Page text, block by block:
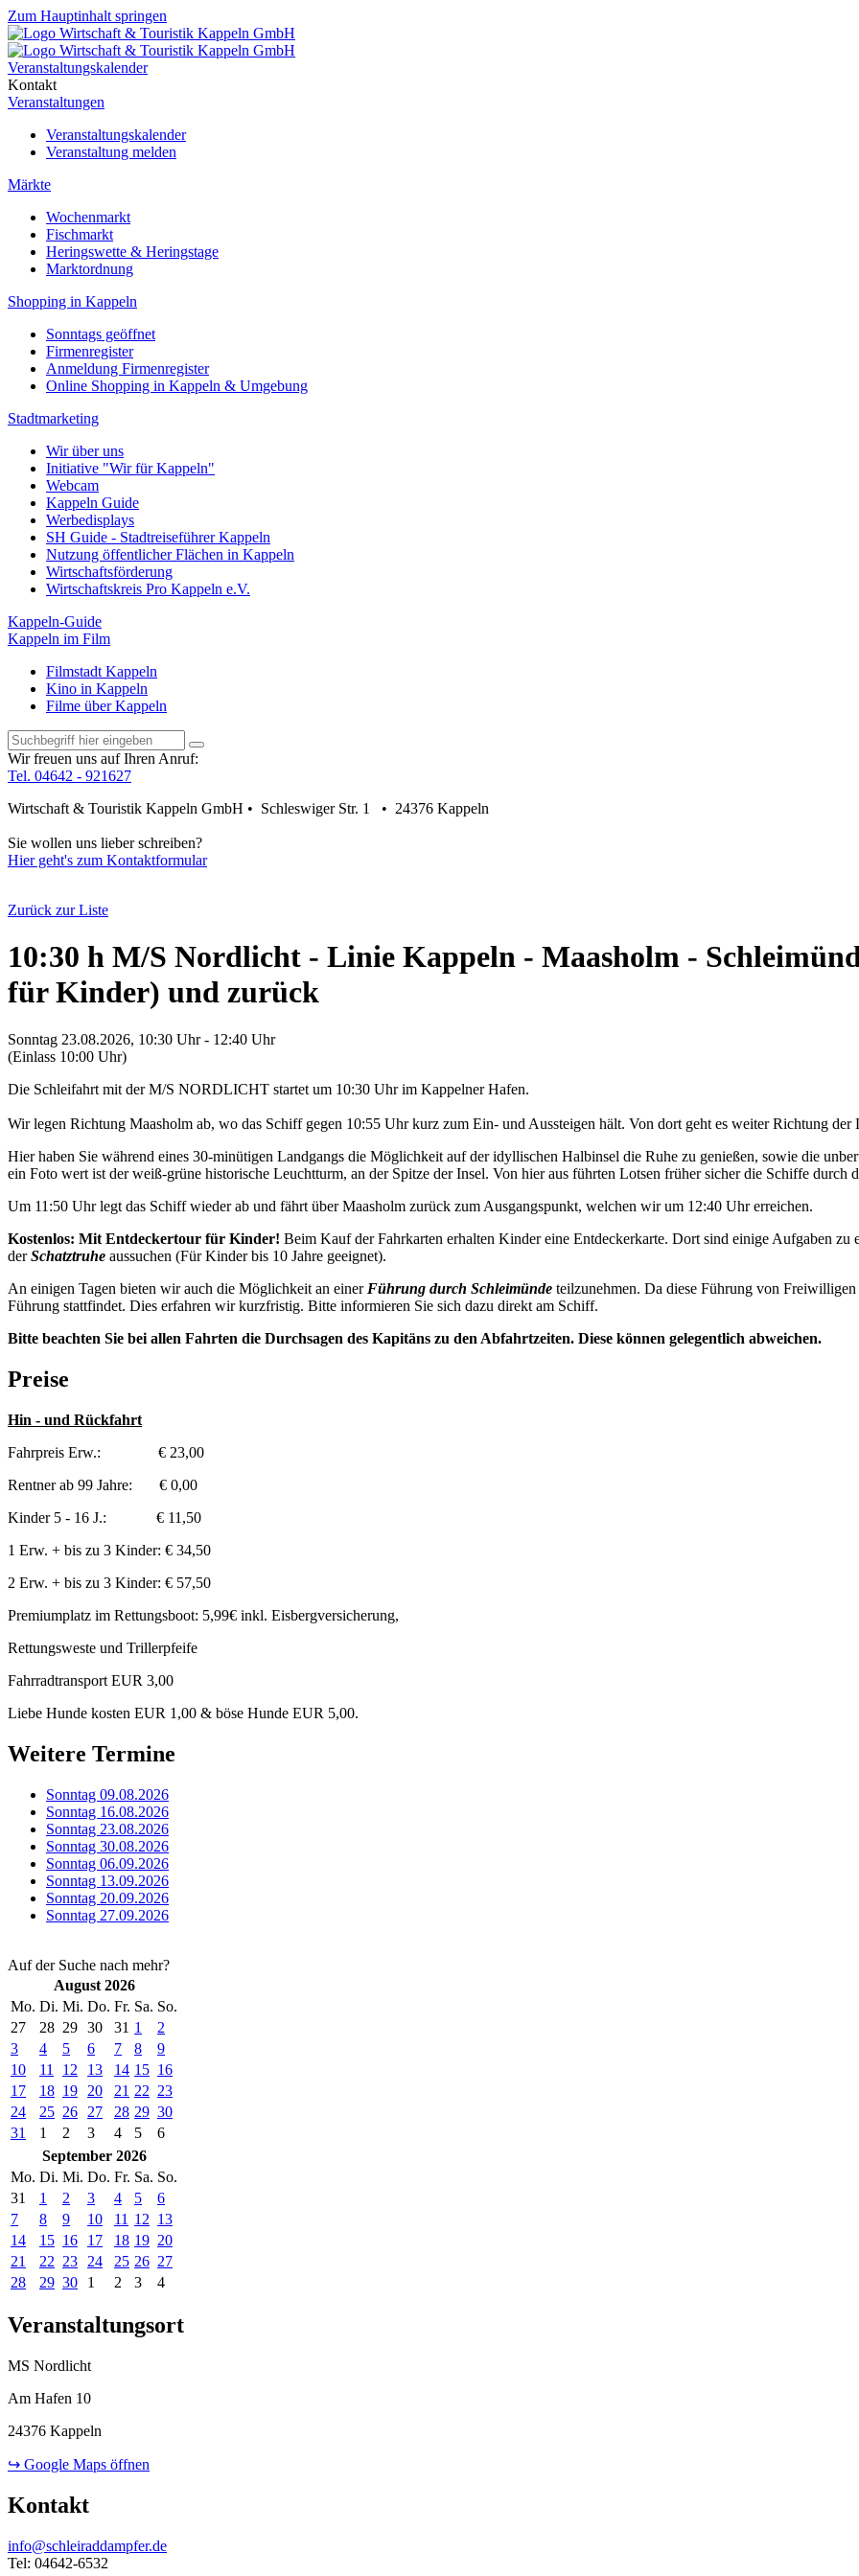
Zum Hauptinhalt springen
Veranstaltungskalender
Kontakt
Veranstaltungen
Veranstaltungskalender
Veranstaltung melden
Märkte
Wochenmarkt
Fischmarkt
Heringswette & Heringstage
Marktordnung
Shopping in Kappeln
Sonntags geöffnet
Firmenregister
Anmeldung Firmenregister
Online Shopping in Kappeln & Umgebung
Stadtmarketing
Wir über uns
Initiative "Wir für Kappeln"
Webcam
Kappeln Guide
Werbedisplays
SH Guide - Stadtreiseführer Kappeln
Nutzung öffentlicher Flächen in Kappeln
Wirtschaftsförderung
Wirtschaftskreis Pro Kappeln e.V.
Kappeln-Guide
Kappeln im Film
Filmstadt Kappeln
Kino in Kappeln
Filme über Kappeln
Wir freuen uns auf Ihren Anruf:
Tel. 04642 - 921627
Wirtschaft & Touristik Kappeln GmbH • Schleswiger Str. 1 • 24376 Kappeln
Sie wollen uns lieber schreiben?
Hier geht's zum Kontaktformular
Zurück zur Liste
10:30 h M/S Nordlicht - Linie Kappeln - Maasholm -
für Kinder) und zurück
Sonntag 23.08.2026, 10:30 Uhr - 12:40 Uhr
(Einlass 10:00 Uhr)
Die Schleifahrt mit der M/S NORDLICHT startet um 10:30 Uhr im Kappelner Hafen.
Wir legen Richtung Maasholm ab, wo das Schiff gegen 10:55 Uhr kurz zum Ein- und Aussteigen hält. Von dort geht es weiter Richtung der
Hier haben Sie während eines 30-minütigen Landgangs die Möglichkeit auf der idyllischen Halbinsel die Ruhe zu genießen, sowie die
ein Foto wert ist der weiß-grüne historische Leuchtturm, an der Spitze der Insel. Von hier aus führten Lotsen früher sicher die Schiffe durch
Um 11:50 Uhr legt das Schiff wieder ab und fährt über Maasholm zurück zum Ausgangspunkt, welchen wir um 12:40 Uhr erreichen.
Kostenlos: Mit Entdeckertour für Kinder! Beim Kauf der Fahrkarten erhalten Kinder eine Entdeckerkarte. Dort sind einige Aufgaben
derSchatztruhe aussuchen (Für Kinder bis 10 Jahre geeignet).
An einigen Tagen bieten wir auch die Möglichkeit an einer Führung durch Schleimünde teilzunehmen. Da diese Führung von
Führung stattfindet. Dies erfahren wir kurzfristig. Bitte informieren Sie sich dazu direkt am Schiff.
Bitte beachten Sie bei allen Fahrten die Durchsagen des Kapitäns zu den Abfahrtzeiten. Diese können gelegentlich abweichen.
Preise
Hin - und Rückfahrt
Fahrpreis Erw.: € 23,00
Rentner ab 99 Jahre: € 0,00
Kinder 5 - 16 J.: € 11,50
1 Erw. + bis zu 3 Kinder: € 34,50
2 Erw. + bis zu 3 Kinder: € 57,50
Premiumplatz im Rettungsboot: 5,99€ inkl. Eisbergversicherung,
Rettungsweste und Trillerpfeife
Fahrradtransport EUR 3,00
Liebe Hunde kosten EUR 1,00 & böse Hunde EUR 5,00.
Weitere Termine
Sonntag 09.08.2026
Sonntag 16.08.2026
Sonntag 23.08.2026
Sonntag 30.08.2026
Sonntag 06.09.2026
Sonntag 13.09.2026
Sonntag 20.09.2026
Sonntag 27.09.2026
Auf der Suche nach mehr?
August 2026
Mo. Di. Mi. Do. Fr. Sa. So.
27
28 29 30 31 1
2
3
4 5 6 7 8
9
10
11 12 13 14 15 16
17
18 19 20 21 22 23
24
25 26 27 28 29 30
31
1 2 3 4 5
6
September 2026
Mo. Di. Mi. Do. Fr. Sa. So.
31
1 2 3 4 5
6
7
8 9 10 11 12 13
14
15 16 17 18 19 20
21
22 23 24 25 26 27
28
29 30 1 2 3 4
Veranstaltungsort
MS Nordlicht
Am Hafen 10
24376 Kappeln
↪ Google Maps öffnen
Kontakt
info@schleiraddampfer.de
Tel: 04642-6532